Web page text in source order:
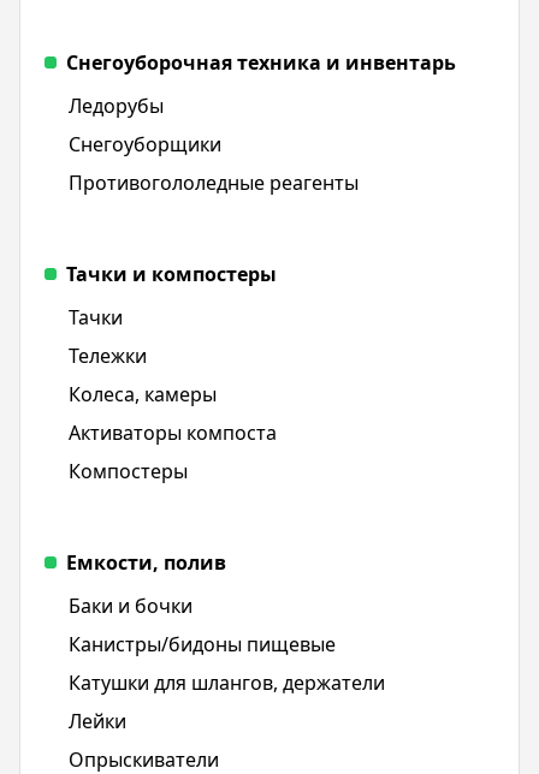
Снегоуборочная техника и инвентарь
Ледорубы
Снегоуборщики
Противогололедные реагенты
Тачки и компостеры
Тачки
Тележки
Колеса, камеры
Активаторы компоста
Компостеры
Емкости, полив
Баки и бочки
Канистры/бидоны пищевые
Катушки для шлангов, держатели
Лейки
Опрыскиватели